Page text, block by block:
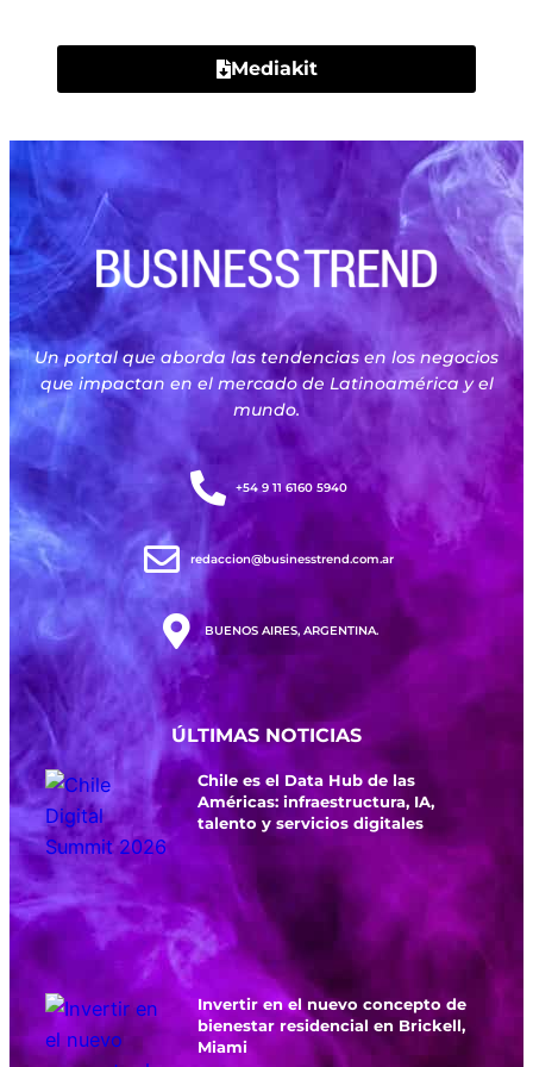
Mediakit
Un portal que aborda las tendencias en los negocios
que impactan en el mercado de Latinoamérica y el
mundo.
+54 9 11 6160 5940
redaccion@businesstrend.com.ar
BUENOS AIRES, ARGENTINA.
ÚLTIMAS NOTICIAS
Chile es el Data Hub de las
Américas: infraestructura, IA,
talento y servicios digitales
Invertir en el nuevo concepto de
bienestar residencial en Brickell,
Miami